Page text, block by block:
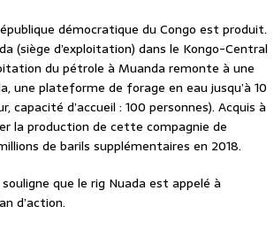
démocratique du Congo est produit.
(siège d’exploitation) dans le Kongo-Central
du pétrole à Muanda remonte à une
une plateforme de forage en eau jusqu’à 10
d’accueil : 100 personnes). Acquis à
la production de cette compagnie de
de barils supplémentaires en 2018.
que le rig Nuada est appelé à
d’action.